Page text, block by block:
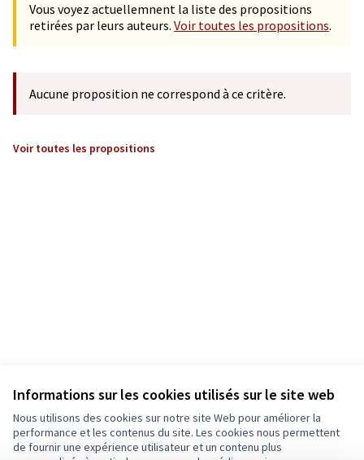
Informations sur les cookies utilisés sur le site web
Nous utilisons des cookies sur notre site Web pour améliorer la
performance et les contenus du site. Les cookies nous permettent
de fournir une expérience utilisateur et un contenu plus
Vous voyez actuellemnent la liste des propositions
retirées par leurs auteurs. Voir toutes les propositions.
Aucune proposition ne correspond à ce critère.
Voir toutes les propositions